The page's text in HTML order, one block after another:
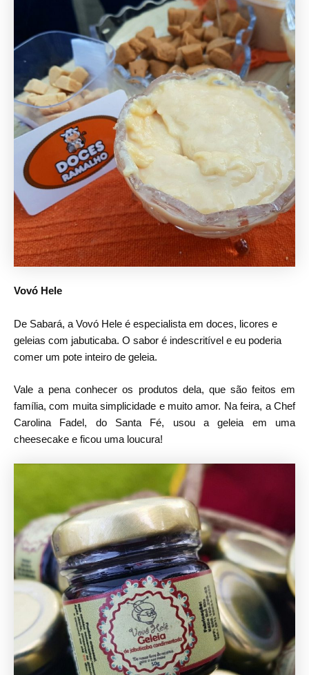
Vovó Hele
De Sabará, a Vovó Hele é especialista em doces, licores e
geleias com jabuticaba. O sabor é indescritível e eu poderia
comer um pote inteiro de geleia.
Vale a pena conhecer os produtos dela, que são feitos em
família, com muita simplicidade e muito amor. Na feira, a Chef
Carolina Fadel, do Santa Fé, usou a geleia em uma
cheesecake e ficou uma loucura!